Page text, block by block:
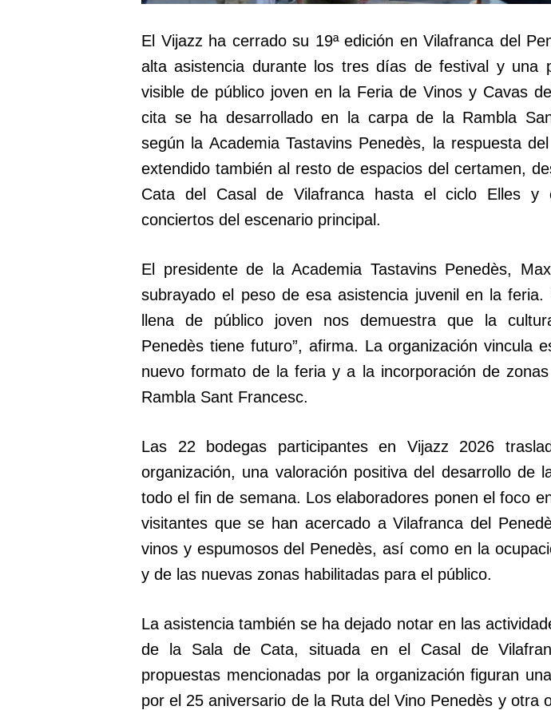
El Vijazz ha cerrado su 19ª edición en Vilafranca del
alta asistencia durante los tres días de festival y una
visible de público joven en la Feria de Vinos y Cavas
cita se ha desarrollado en la carpa de la Rambla
según la Academia Tastavins Penedès, la respuesta
extendido también al resto de espacios del certamen,
Cata del Casal de Vilafranca hasta el ciclo Elles
conciertos del escenario principal.
El presidente de la Academia Tastavins Penedès,
subrayado el peso de esa asistencia juvenil en la feria.
llena de público joven nos demuestra que la
Penedès tiene futuro”, afirma. La organización vincula
nuevo formato de la feria y a la incorporación de
Rambla Sant Francesc.
Las 22 bodegas participantes en Vijazz 2026
organización, una valoración positiva del desarrollo de
todo el fin de semana. Los elaboradores ponen el foco
visitantes que se han acercado a Vilafranca del
vinos y espumosos del Penedès, así como en la
y de las nuevas zonas habilitadas para el público.
La asistencia también se ha dejado notar en las
de la Sala de Cata, situada en el Casal de
propuestas mencionadas por la organización figuran
por el 25 aniversario de la Ruta del Vino Penedès y otra